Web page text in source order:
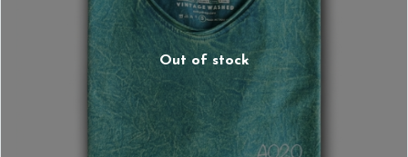
Out of stock